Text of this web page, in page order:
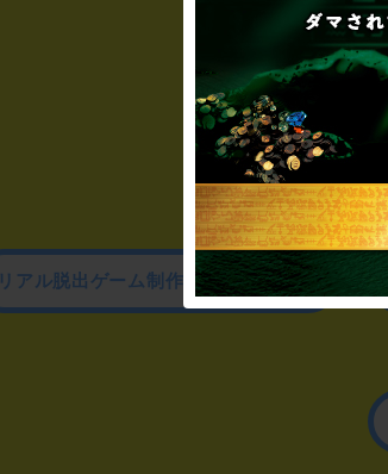
リアル脱出ゲーム制作のお問い合わせ